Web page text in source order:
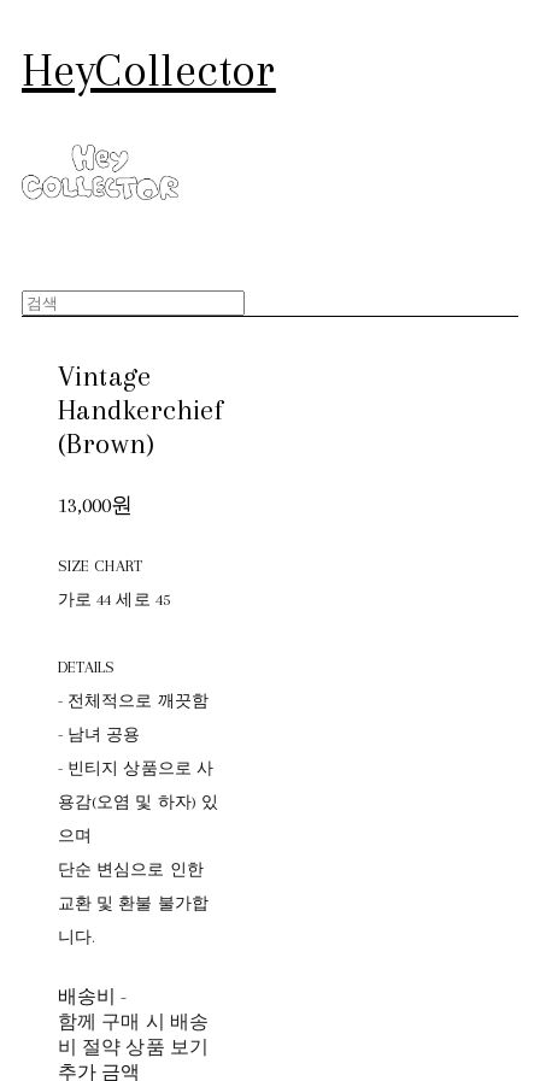
HeyCollector
Vintage
Handkerchief
(Brown)
13,000원
SIZE CHART
가로 44 세로 45
DETAILS
- 전체적으로 깨끗함
- 남녀 공용
- 빈티지 상품으로 사
용감(오염 및 하자) 있
으며
단순 변심으로 인한
교환 및 환불 불가합
니다.
배송비-
함께 구매 시 배송
비 절약 상품 보기
추가 금액